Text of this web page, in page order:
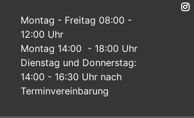
Montag - Freitag 08:00 -
12:00 Uhr
Montag 14:00 - 18:00 Uhr
Dienstag und Donnerstag:
14:00 - 16:30 Uhr nach
Terminvereinbarung